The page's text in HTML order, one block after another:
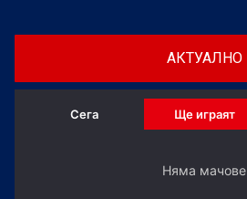
АКТУАЛНО
Сега Ще играят
Няма мачове